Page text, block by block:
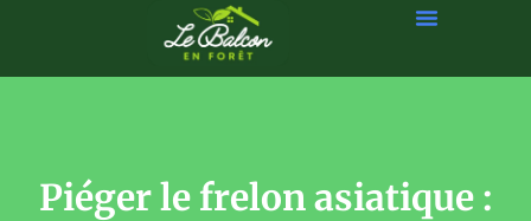
Piéger le frelon asiatique :